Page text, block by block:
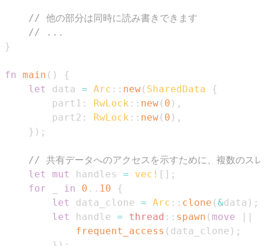
// 他の部分は同時に読み書きできます
// ...
}
fn main ( )
{
let
data = Arc :: new( SharedData
{
        part1
: RwLock :: new( 0 ) ,
        part2
: RwLock :: new( 0 ) ,
} ) ;
// 共有データへのアクセスを示すために、複数のス
let
mut handles = vec! [ ] ;
for
in 0 .. 10
{
let
data_clone = Arc :: clone (&data ) ;
let
handle = thread :: spawn ( move | |
frequent_access ( data_clone ) ;